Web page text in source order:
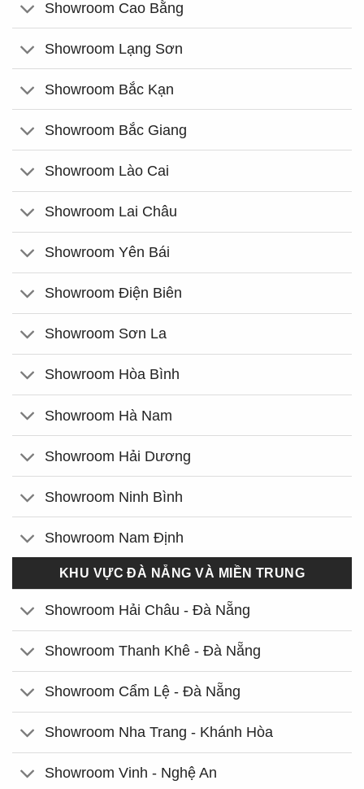
Showroom Cao Bằng
Showroom Lạng Sơn
Showroom Bắc Kạn
Showroom Bắc Giang
Showroom Lào Cai
Showroom Lai Châu
Showroom Yên Bái
Showroom Điện Biên
Showroom Sơn La
Showroom Hòa Bình
Showroom Hà Nam
Showroom Hải Dương
Showroom Ninh Bình
Showroom Nam Định
KHU VỰC ĐÀ NẴNG VÀ MIỀN TRUNG
Showroom Hải Châu - Đà Nẵng
Showroom Thanh Khê - Đà Nẵng
Showroom Cẩm Lệ - Đà Nẵng
Showroom Nha Trang - Khánh Hòa
Showroom Vinh - Nghệ An